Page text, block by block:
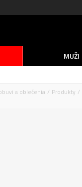
MUŽI
a oblečenia
Produkty